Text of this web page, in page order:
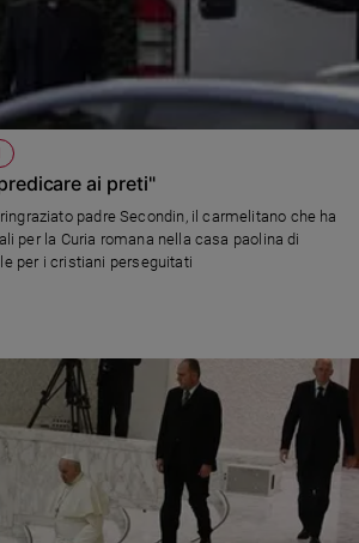
ai preti"
padre Secondin, il carmelitano che ha
per la Curia romana nella casa paolina di
per i cristiani perseguitati